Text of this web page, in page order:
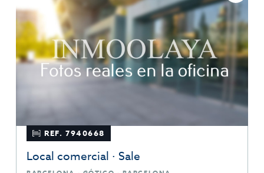
REF. 7940668
Local comercial · Sale